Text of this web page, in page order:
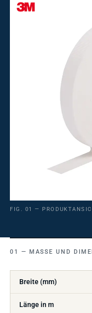
FIG. 01 —
MASSE UND
Breite (mm)
Länge in m